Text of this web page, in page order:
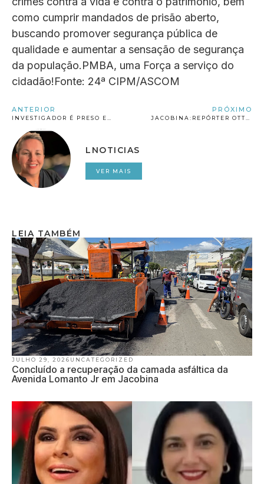
como cumprir mandados de prisão aberto,
buscando promover segurança pública de
qualidade e aumentar a sensação de segurança
da população.PMBA, uma Força a serviço do
cidadão!Fonte: 24ª CIPM/ASCOM
ANTERIOR PRÓXIMO
LNOTICIAS
VER MAIS
LEIA TAMBÉM
JULHO 29, 2026 UNCATEGORIZED
Concluído a recuperação da camada asfáltica da
Avenida Lomanto Jr em Jacobina